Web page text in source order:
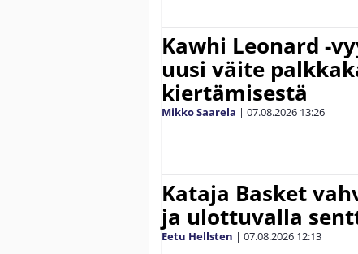
Kawhi Leonard -
uusi väite
kiertämisestä
Mikko Saarela | 07.08.2026 13:26
Kataja Basket
ja ulottuvalla
Eetu Hellsten | 07.08.2026 12:13